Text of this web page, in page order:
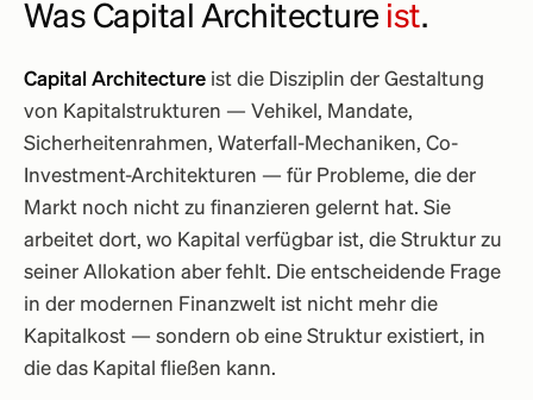
Was Capital Architecture ist.
Capital Architecture ist die Disziplin der Gestaltung
von Kapitalstrukturen — Vehikel, Mandate,
Sicherheitenrahmen, Waterfall-Mechaniken, Co-
Investment-Architekturen — für Probleme, die der
Markt noch nicht zu finanzieren gelernt hat. Sie
arbeitet dort, wo Kapital verfügbar ist, die Struktur zu
seiner Allokation aber fehlt. Die entscheidende Frage
in der modernen Finanzwelt ist nicht mehr die
Kapitalkost — sondern ob eine Struktur existiert, in
die das Kapital fließen kann.